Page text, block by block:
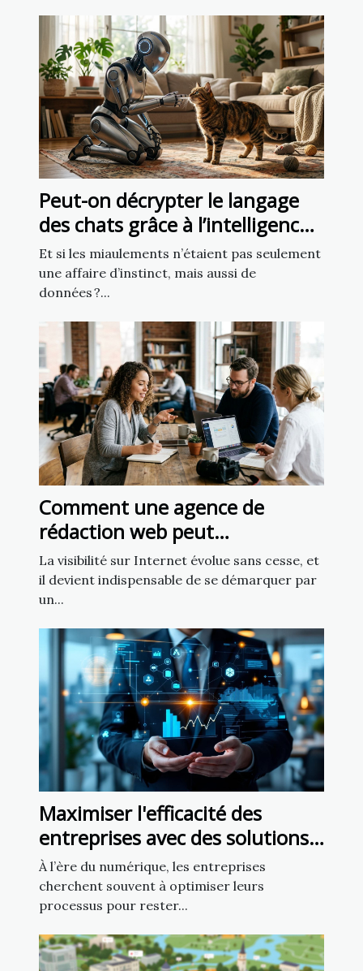
Peut-on décrypter le langage
des chats grâce à l’intelligence
artificielle ?
Et si les miaulements n’étaient pas seulement
une affaire d’instinct, mais aussi de
données ?...
Comment une agence de
rédaction web peut
transformer votre présence en
ligne
La visibilité sur Internet évolue sans cesse, et
il devient indispensable de se démarquer par
un...
Maximiser l'efficacité des
entreprises avec des solutions
numériques personnalisées
À l’ère du numérique, les entreprises
cherchent souvent à optimiser leurs
processus pour rester...